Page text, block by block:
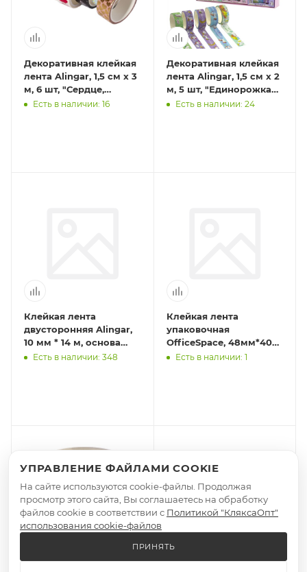
Декоративная клейкая
лента Alingar, 1,5 см х 3
м, 6 шт, "Сердце,
стрелы, губы, узоры",
Есть в наличии: 16
Декоративная клейкая
лента Alingar, 1,5 см х 2
м, 5 шт, "Единорожка
UNICORN", асcорти, в
Есть в наличии: 24
Клейкая лента
двусторонняя Alingar,
10 мм * 14 м, основа
полипропилен, белая,
Есть в наличии: 348
Клейкая лента
упаковочная
OfficeSpace, 48мм*40м,
45мкм, синяя, ШК
Есть в наличии: 1
УПРАВЛЕНИЕ ФАЙЛАМИ COOKIE
На сайте используются cookie-файлы. Продолжая
просмотр этого сайта, Вы соглашаетесь на обработку
файлов cookie в соответствии с Политикой "КляксаОпт"
использования cookie-файлов
ПРИНЯТЬ